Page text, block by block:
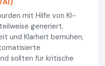
mit Hilfe von KI-
generiert.
und Klarheit bemühen,
sollten für kritische